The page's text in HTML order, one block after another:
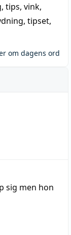
, tips, vink,
tipset,
om dagens ord
sig men hon